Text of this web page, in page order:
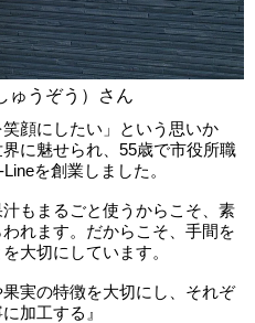
ゅうぞう）さん
顔にしたい」という思いか
に魅せられ、55歳で市役所職
を創業しました。
もまるごと使うからこそ、素
れます。だからこそ、手間を
大切にしています。
実の特徴を大切にし、それぞ
加工する』